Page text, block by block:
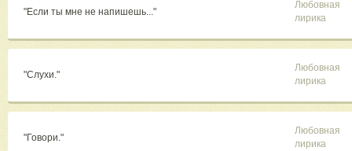
"Если ты мне не напишешь..."
Любовная
лирика
"Слухи."
Любовная
лирика
"Говори."
Любовная
лирика